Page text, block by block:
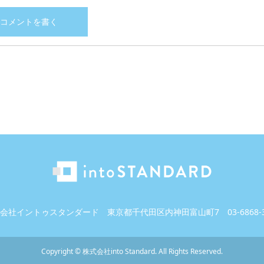
社イントゥスタンダード 東京都千代田区内神田富山町7 03-6868-
Copyright©株式会社into Standard. All Rights Reserved.